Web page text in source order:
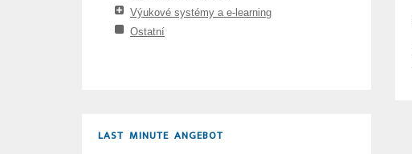
Výukové systémy a e-learning
Ostatní
LAST MINUTE ANGEBOT